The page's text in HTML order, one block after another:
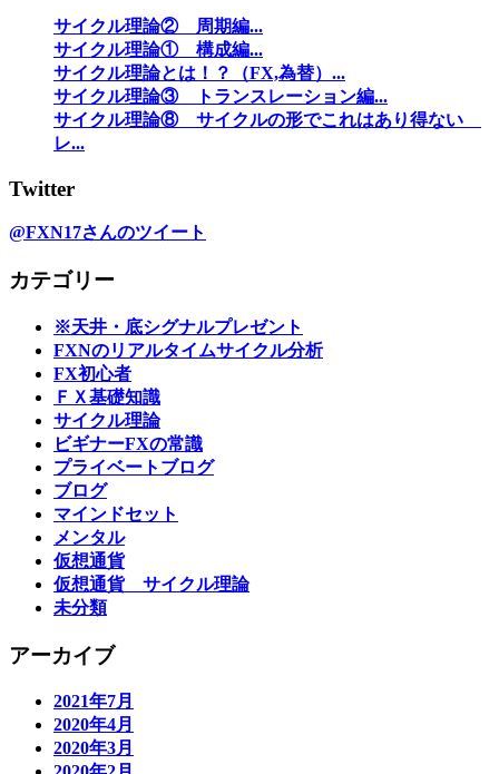
サイクル理論② 周期編...
サイクル理論① 構成編...
サイクル理論とは！？（FX,為替）...
サイクル理論③ トランスレーション編...
サイクル理論⑧ サイクルの形でこれはあり得ない
レ...
Twitter
@FXN17さんのツイート
カテゴリー
※天井・底シグナルプレゼント
FXNのリアルタイムサイクル分析
FX初心者
ＦＸ基礎知識
サイクル理論
ビギナーFXの常識
プライベートブログ
ブログ
マインドセット
メンタル
仮想通貨
仮想通貨 サイクル理論
未分類
アーカイブ
2021年7月
2020年4月
2020年3月